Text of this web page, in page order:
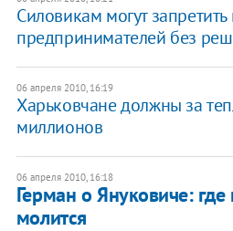
Силовикам могут запретить
предпринимателей без
06 апреля 2010, 16:19
Харьковчане должны за
миллионов
06 апреля 2010, 16:18
Герман о Януковиче:
молится